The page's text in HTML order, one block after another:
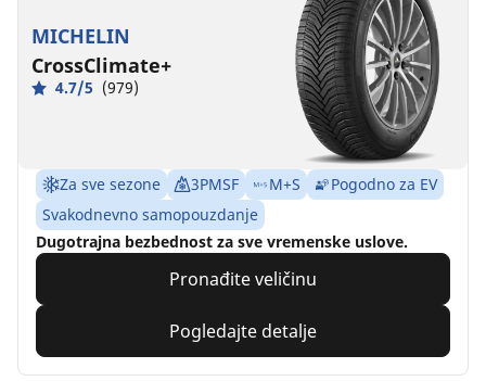
MICHELIN
CrossClimate+
4.7/5 (979)
Za sve sezone 3PMSF M+S
Pogodno za EV
Svakodnevno samopouzdanje
Dugotrajna bezbednost za sve vremenske uslove.
Pronađite veličinu
Pogledajte detalje